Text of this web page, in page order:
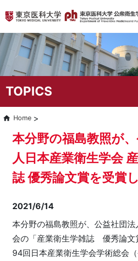
TOPICS
Home
本分野の福島教照が
人日本産業衛生学会
誌 優秀論文賞を受賞
2021/6/14
本分野の福島教照が、公益社団
会の「産業衛生学雑誌 優秀論文
94回日本産業衛生学会学術総会